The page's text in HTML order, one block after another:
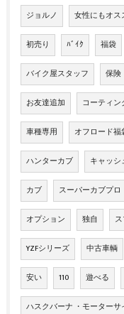
ジョルノ 女性にもオス
初売り ﾊﾞｲｸ 福袋
バイク屋スタッフ 保険
お友達追加 コーティン
車種専用 オフロード福
ハンターカブ キャッシ
カブ スーパーカブプロ
オプション 独自
YZFシリーズ 中古車輌
安い 110 遊べる
ハスクバーナ ・モーターサ